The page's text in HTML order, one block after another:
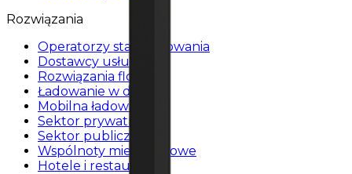
Rozwiązania
Operatorzy stacji ładowania
Dostawcy usług
Rozwiązania flotowe
Ładowanie w domu
Mobilna ładowarka
Sektor prywatny
Sektor publiczny
Wspólnoty mieszkaniowe
Hotele i restauracje